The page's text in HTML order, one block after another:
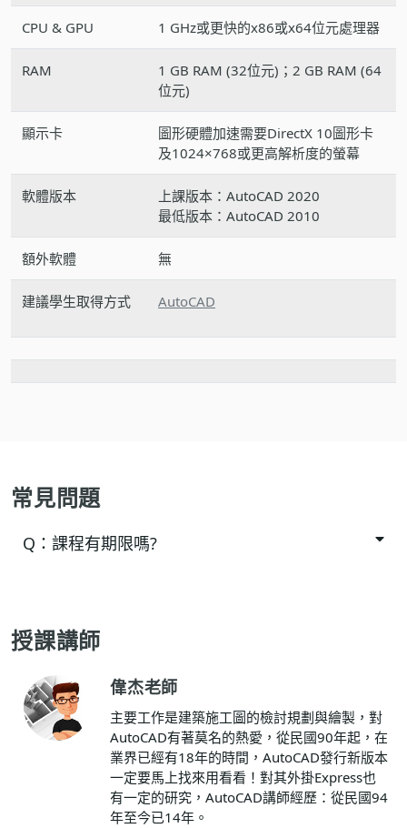
CPU & GPU 1 GHz或更快的x86或x64位元處理器
RAM
1 GB RAM (32位元)；2 GB RAM (64
位元)
顯示卡
圖形硬體加速需要DirectX 10圖形卡
及1024×768或更高解析度的螢幕
軟體版本
上課版本：AutoCAD 2020
最低版本：AutoCAD 2010
額外軟體 無
建議學生取得方式 AutoCAD
常見問題
Q： 課程有期限嗎?
授課講師
偉杰老師
主要工作是建築施工圖的檢討規劃與繪製，對
AutoCAD有著莫名的熱愛，從民國90年起，在
業界已經有18年的時間，AutoCAD發行新版本
一定要馬上找來用看看！對其外掛Express也
有一定的研究，AutoCAD講師經歷：從民國94
年至今已14年。